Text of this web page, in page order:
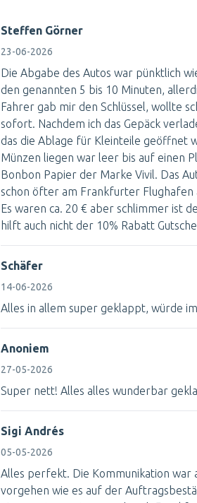
Steffen Görner
23-06-2026
Die Abgabe des Autos war pünktlich
den genannten 5 bis 10 Minuten,
Fahrer gab mir den Schlüssel, wollte
sofort. Nachdem ich das Gepäck
das die Ablage für Kleinteile geöffnet
Münzen liegen war leer bis auf einen
Bonbon Papier der Marke Vivil. Das
schon öfter am Frankfurter
Es waren ca. 20 € aber schlimmer ist
hilft auch nicht der 10% Rabatt
Schäfer
14-06-2026
Alles in allem super geklappt, würde
Anoniem
27-05-2026
Super nett! Alles alles wunderbar
Sigi Andrés
05-05-2026
Alles perfekt. Die Kommunikation war
vorgehen wie es auf der